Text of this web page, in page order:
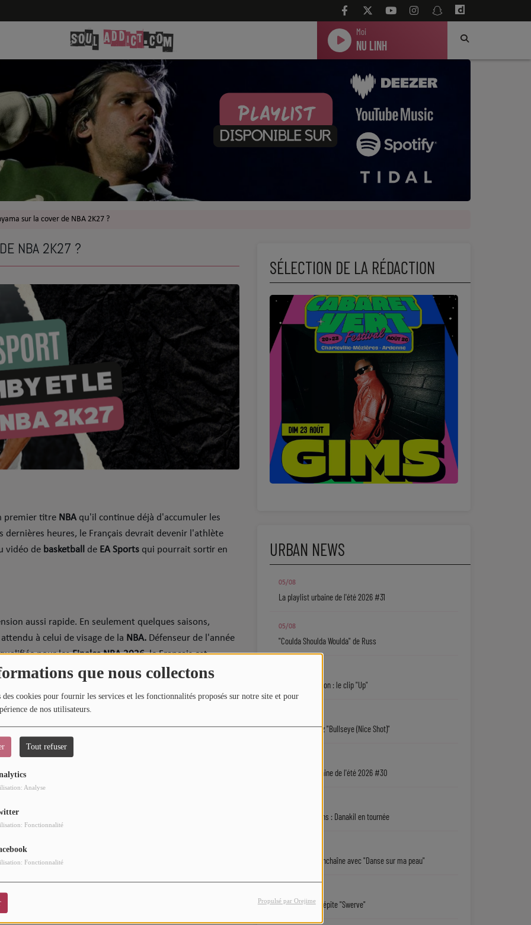
que nous collectons
cookies pour fournir les services et les fonctionnalités proposés sur notre site et pour
de nos utilisateurs.
Tout refuser
Analyse
Fonctionnalité
Fonctionnalité
Propulsé par Orejime
Moi
Nu Linh
sur la cover de NBA 2K27 ?
NBA 2K27 ?
premier titre NBA qu'il continue déjà d'accumuler les
dernières heures, le Français devrait devenir l'athlète
vidéo de basketball de EA Sports qui pourrait sortir en
aussi rapide. En seulement quelques saisons,
à celui de visage de la NBA. Défenseur de l'année
pour lesFinales NBA 2026, le Français est
discipline à échelle planétaire.
le cadre du jeu vidéo. Avant lui, des joueurs comme
Iverson
ont incarné cette cover mondiale. Être choisi
visages les plus influents de sa génération. Si
confirmée par
SUR LA JAQUETTE DU JEU NBA 2K27 !!
SÉLECTION DE LA RÉDACTION
URBAN NEWS
05/08
La playlist urbaine de l'été 2026 #31
05/08
"Coulda Shoulda Woulda" de Russ
Keith D. Robinson : le clip "Up"
Sy'Rai : écoutez "Bullseye (Nice Shot)"
La playlist urbaine de l'été 2026 #30
5 bonnes raisons : Danakil en tournée
Sarah Choisy enchaîne avec "Danse sur ma peau"
Josh Levi : la pépite "Swerve"